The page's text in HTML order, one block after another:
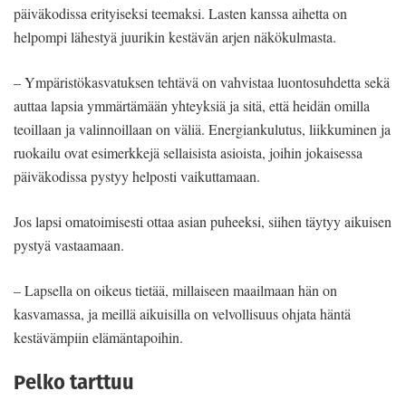
päiväkodissa erityiseksi teemaksi. Lasten kanssa aihetta on
helpompi lähestyä juurikin kestävän arjen näkökulmasta.
– Ympäristökasvatuksen tehtävä on vahvistaa luontosuhdetta sekä
auttaa lapsia ymmärtämään yhteyksiä ja sitä, että heidän omilla
teoillaan ja valinnoillaan on väliä. Energiankulutus, liikkuminen ja
ruokailu ovat esimerkkejä sellaisista asioista, joihin jokaisessa
päiväkodissa pystyy helposti vaikuttamaan.
Jos lapsi omatoimisesti ottaa asian puheeksi, siihen täytyy aikuisen
pystyä vastaamaan.
– Lapsella on oikeus tietää, millaiseen maailmaan hän on
kasvamassa, ja meillä aikuisilla on velvollisuus ohjata häntä
kestävämpiin elämäntapoihin.
Pelko tarttuu